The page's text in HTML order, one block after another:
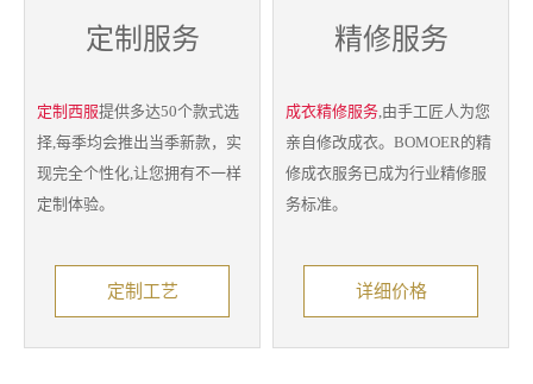
定制服务
定制西服提供多达50个款式选
择,每季均会推出当季新款，实
现完全个性化,让您拥有不一样
定制体验。
定制工艺
精修服务
成衣精修服务,由手工匠人为您
亲自修改成衣。BOMOER的精
修成衣服务已成为行业精修服
务标准。
详细价格